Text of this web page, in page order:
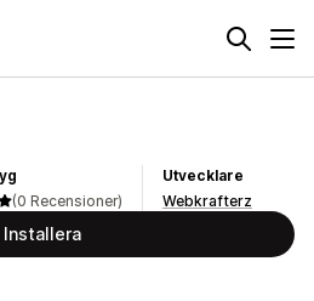
(0 Recensioner)
Utvecklare
Webkrafterz
Installera